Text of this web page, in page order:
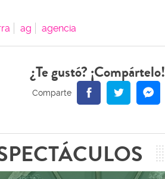
ag agencia
¿Te gustó? ¡Compártelo!